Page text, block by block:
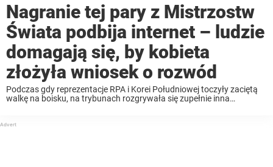
Nagranie tej pary z Mistrzostw
Świata podbija internet – ludzie
domagają się, by kobieta
złożyła wniosek o rozwód
Podczas gdy reprezentacje RPA i Korei Południowej toczyły zaciętą
walkę na boisku, na trybunach rozgrywała się zupełnie inna